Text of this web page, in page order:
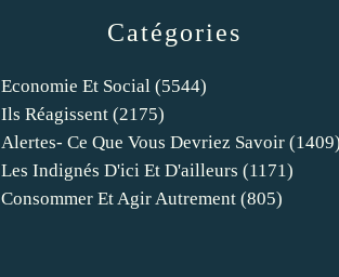
Catégories
Economie Et Social (5544)
Ils Réagissent (2175)
Alertes- Ce Que Vous Devriez Savoir
Les Indignés D'ici Et D'ailleurs (1171)
Consommer Et Agir Autrement (805)